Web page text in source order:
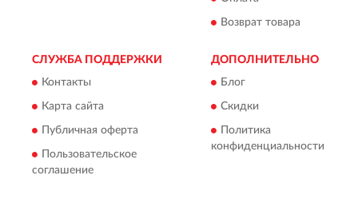
Возврат товара
СЛУЖБА ПОДДЕРЖКИ
Контакты
Карта сайта
Публичная оферта
Пользовательское
соглашение
ДОПОЛНИТЕЛЬНО
Блог
Скидки
Политика
конфиденциальности